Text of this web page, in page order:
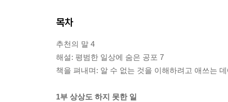
목차
추천의 말 4
해설: 평범한 일상에 숨은 공포 7
책을 펴내며: 알 수 없는 것을 이해하려고 애쓰는
1부 상상도 하지 못한 일